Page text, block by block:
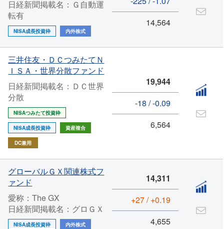
日経新聞掲載名：Ｇ自動運
転有
NISA成長投資枠 内外株式
14,564
三井住友・ＤＣつみたてＮ
ＩＳＡ・世界分散ファンド
日経新聞掲載名：ＤＣ世界
分散
NISAつみたて投資枠
NISA成長投資枠 資産複合
DC兼用
19,944
-18 / -0.09
6,564
グローバルＧＸ関連株式フ
ァンド
愛称：The GX
日経新聞掲載名：グロＧＸ
NISA成長投資枠 内外株式
14,311
+27 / +0.19
4,655